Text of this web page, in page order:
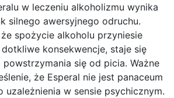
w leczeniu alkoholizmu wynika
silnego awersyjnego odruchu.
spożycie alkoholu przyniesie
konsekwencje, staje się
się od picia. Ważne
że Esperal nie jest panaceum
uzależnienia w sensie psychicznym.